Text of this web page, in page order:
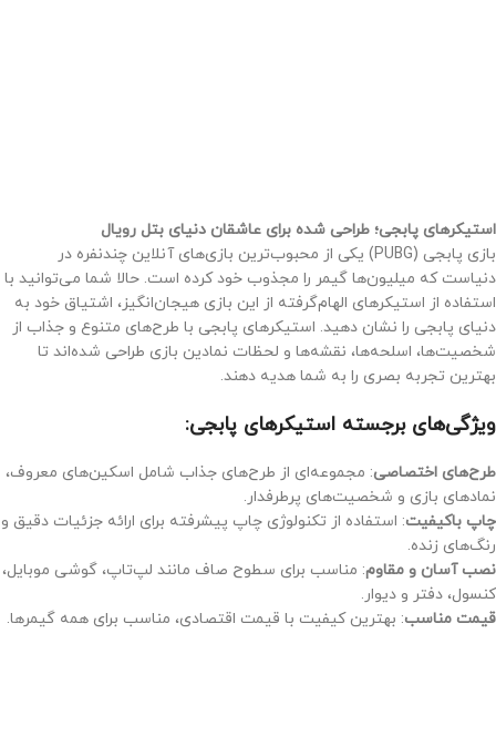
استیکرهای پابجی؛ طراحی شده برای عاشقان دنیای بتل رویال
بازی پابجی (PUBG) یکی از محبوب‌ترین بازی‌های آنلاین چندنفره در
دنیاست که میلیون‌ها گیمر را مجذوب خود کرده است. حالا شما می‌توانید با
استفاده از استیکرهای الهام‌گرفته از این بازی هیجان‌انگیز، اشتیاق خود به
دنیای پابجی را نشان دهید. استیکرهای پابجی با طرح‌های متنوع و جذاب از
شخصیت‌ها، اسلحه‌ها، نقشه‌ها و لحظات نمادین بازی طراحی شده‌اند تا
بهترین تجربه بصری را به شما هدیه دهند.
ویژگی‌های برجسته استیکرهای پابجی:
طرح‌های اختصاصی: مجموعه‌ای از طرح‌های جذاب شامل اسکین‌های معروف،
نمادهای بازی و شخصیت‌های پرطرفدار.
چاپ باکیفیت: استفاده از تکنولوژی چاپ پیشرفته برای ارائه جزئیات دقیق و
رنگ‌های زنده.
نصب آسان و مقاوم: مناسب برای سطوح صاف مانند لپ‌تاپ، گوشی موبایل،
کنسول، دفتر و دیوار.
قیمت مناسب: بهترین کیفیت با قیمت اقتصادی، مناسب برای همه گیمرها.